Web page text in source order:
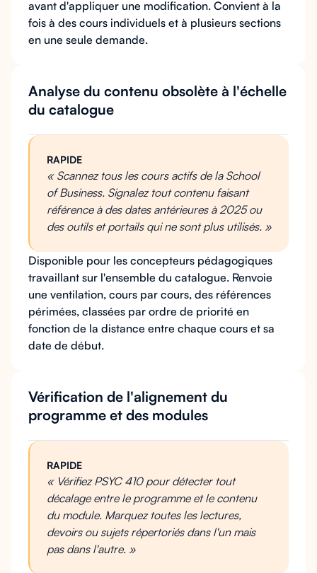
avant d'appliquer une modification. Convient à la
fois à des cours individuels et à plusieurs sections
en une seule demande.
Analyse du contenu obsolète à l'échelle
du catalogue
RAPIDE
« Scannez tous les cours actifs de la School
of Business. Signalez tout contenu faisant
référence à des dates antérieures à 2025 ou
des outils et portails qui ne sont plus utilisés. »
Disponible pour les concepteurs pédagogiques
travaillant sur l'ensemble du catalogue. Renvoie
une ventilation, cours par cours, des références
périmées, classées par ordre de priorité en
fonction de la distance entre chaque cours et sa
date de début.
Vérification de l'alignement du
programme et des modules
RAPIDE
« Vérifiez PSYC 410 pour détecter tout
décalage entre le programme et le contenu
du module. Marquez toutes les lectures,
devoirs ou sujets répertoriés dans l'un mais
pas dans l'autre. »